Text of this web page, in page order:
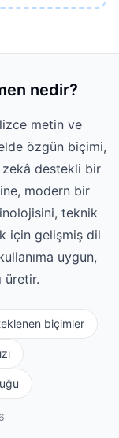
nedir?
metin ve
özgün biçimi,
destekli bir
modern bir
teknik
için gelişmiş dil
uygun,
üretir.
biçimler